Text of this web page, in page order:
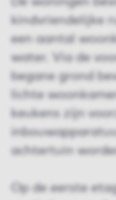
kindvriendelijke
een aantal
water. Via de
begane grond
lichte
keukens zijn
achtertuin
Op de eerste